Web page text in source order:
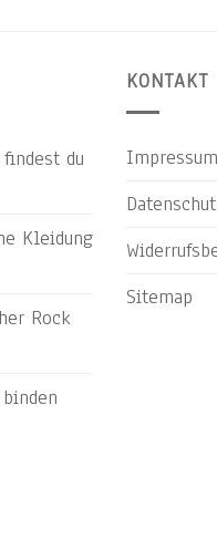
du
Kleidung
Rock
KONTAKT
Impressum
Sitemap